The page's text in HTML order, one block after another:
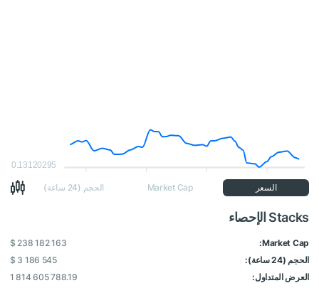
0.13120295
السعر Market Cap الحجم (24 ساعة)
Stacks الإحصاء
Market Cap:
$ 238 182 163
الحجم (24 ساعة):
$ 3 186 545
العرض المتداول:
1 814 605 788.19